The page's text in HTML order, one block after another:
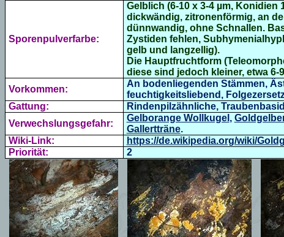
Sporenpulverfarbe:
Gelblich (6-10 x 3-4 µm, Konidien
dickwändig, zitronenförmig, an
dünnwandig, ohne Schnallen.
Zystiden fehlen,
gelb und langzellig).
Die Hauptfruchtform
diese sind jedoch kleiner, etwa
Vorkommen:
An bodenliegenden Stämmen,
feuchtigkeitsliebend,
Gattung:
Rindenpilzähnliche,
Verwechslungsgefahr:
Gelborange Wollkugel ,
Gallertträne.
Wiki-Link:
https://de.wikipedia.org/wiki/
Priorität:
2